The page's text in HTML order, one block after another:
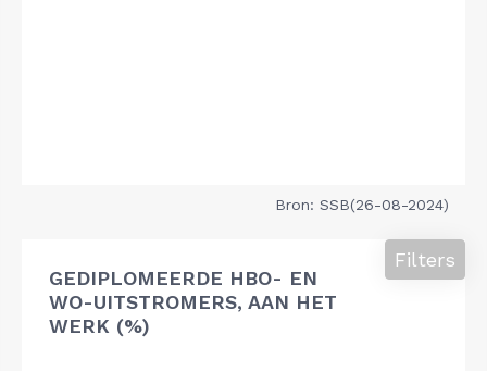
Bron: SSB(26-08-2024)
GEDIPLOMEERDE HBO- EN
WO-UITSTROMERS, AAN HET
WERK (%)
Filters